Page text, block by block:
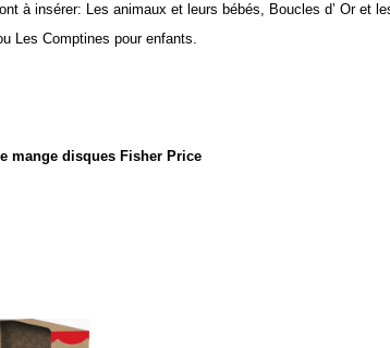
à insérer: Les animaux et leurs bébés, Boucles d’ Or et
Les Comptines pour enfants.
mange disques Fisher Price